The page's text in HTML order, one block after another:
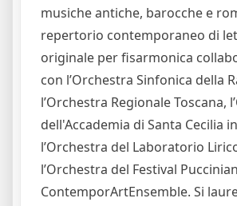
musiche antiche, barocche e
repertorio contemporaneo di
originale per fisarmonica
con l’Orchestra Sinfonica della
l’Orchestra Regionale Toscana,
dell'Accademia di Santa Cecilia
l’Orchestra del Laboratorio
l’Orchestra del Festival
ContemporArtEnsemble. Si